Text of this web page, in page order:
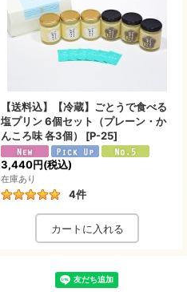
【送料込】【冷蔵】ごとうで食べる
塩プリン 6個セット（プレーン・か
んころ味 各3個）
[P-25]
3,440円(税込)
在庫あり
4件